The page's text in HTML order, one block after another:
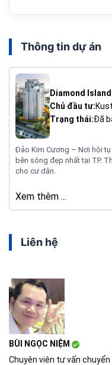
Thông tin dự án
Diamond Island
Chủ đầu tư:
Trạng thái:Đã
Đảo Kim Cương – Nơi hội tụ
bên sông đẹp nhất tại TP.
cho cư dân.
Xem thêm ...
Liên hệ
BÙI NGỌC NIỆM
Chuyên viên tư vấn